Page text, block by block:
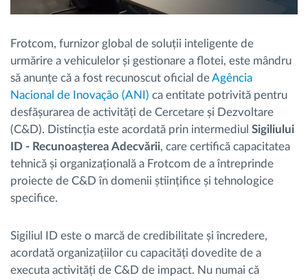
Frotcom, furnizor global de soluții inteligente de
urmărire a vehiculelor și gestionare a flotei, este mândru
să anunțe că a fost recunoscut oficial deAgência
Nacional de Inovação (ANI) ca entitate potrivită pentru
desfășurarea de activități de Cercetare și Dezvoltare
(C&D). Distincția este acordată prin intermediul Sigiliului
ID - Recunoașterea Adecvării, care certifică capacitatea
tehnică și organizațională a Frotcom de a întreprinde
proiecte de C&D în domenii științifice și tehnologice
specifice.
Sigiliul ID este o marcă de credibilitate și încredere,
acordată organizațiilor cu capacități dovedite de a
executa activități de C&D de impact. Nu numai că